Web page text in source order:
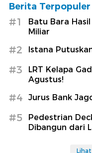
Berita Terpopuler
#1
Batu Bara
Miliar
#2 Istana
#3
LRT Kelapa
Agustus!
#4 Jurus Bank
#5
Pedestrian
Dibangun dari